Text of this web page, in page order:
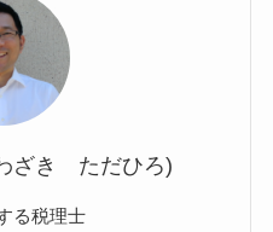
ざき ただひろ)
る税理士